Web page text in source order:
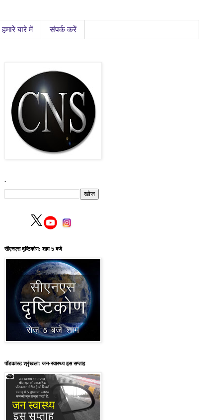
हमारे बारे में संपर्क करें
.
सीएनएस दृष्टिकोण: शाम 5 बजे
पॉडकास्ट श्रृंखला: जन-स्वास्थ्य इस सप्ताह